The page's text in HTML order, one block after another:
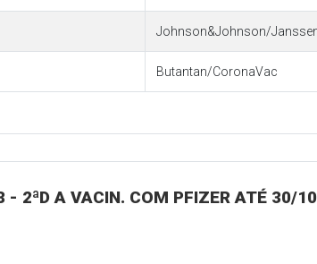
Johnson&Johnson/
Butantan/CoronaVac
2ªD A VACIN. COM PFIZER ATÉ 30/